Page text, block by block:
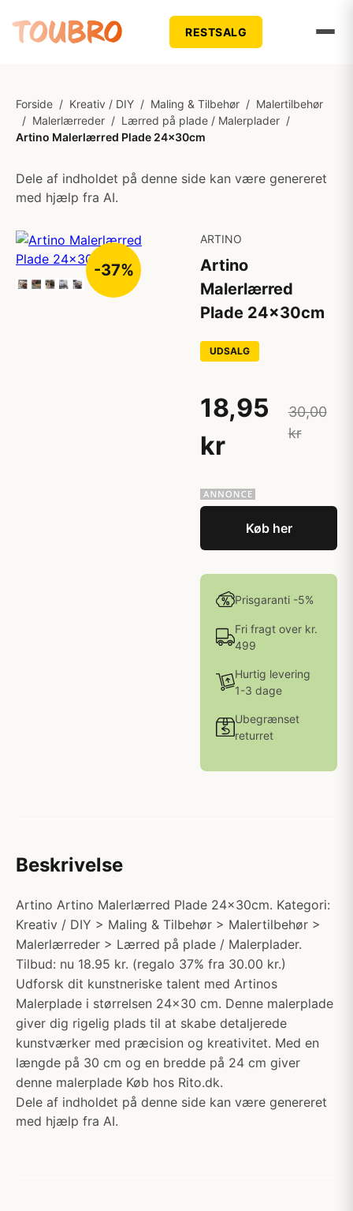
RESTSALG
Forside / Kreativ / DIY / Maling & Tilbehør / Malertilbehør
/ Malerlærreder / Lærred på plade / Malerplader /
Artino Malerlærred Plade 24x30cm
Dele af indholdet på denne side kan være genereret
med hjælp fra AI.
-37%
ARTINO
Artino
Malerlærred
Plade 24x30cm
UDSALG
18,95
kr
30,00
kr
Køb her
Prisgaranti -5%
Fri fragt over kr.
499
Hurtig levering
1-3 dage
Ubegrænset
returret
Beskrivelse
Artino Artino Malerlærred Plade 24x30cm. Kategori:
Kreativ / DIY > Maling & Tilbehør > Malertilbehør >
Malerlærreder > Lærred på plade / Malerplader.
Tilbud: nu 18.95 kr. (regalo 37% fra 30.00 kr.)
Udforsk dit kunstneriske talent med Artinos
Malerplade i størrelsen 24x30 cm. Denne malerplade
giver dig rigelig plads til at skabe detaljerede
kunstværker med præcision og kreativitet. Med en
længde på 30 cm og en bredde på 24 cm giver
denne malerplade Køb hos Rito.dk.
Dele af indholdet på denne side kan være genereret
med hjælp fra AI.